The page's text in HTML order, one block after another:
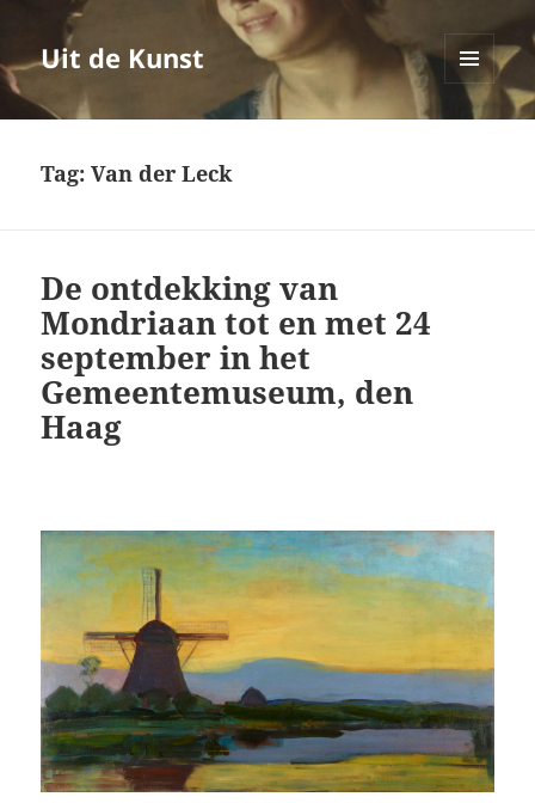
Uit de Kunst
MENU
EN
Tag:Van der Leck
De ontdekking van
Mondriaan tot en met 24
september in het
Gemeentemuseum, den
Haag